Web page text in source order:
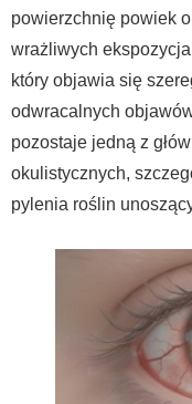
powierzchnię powiek
wrażliwych
który objawia się
odwracalnych
pozostaje jedną z
okulistycznych,
pylenia roślin